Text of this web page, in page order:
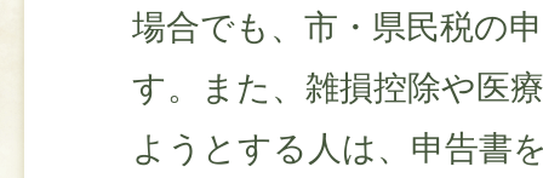
場合でも、市・県民税の
す。また、雑損控除や医
ようとする人は、申告書